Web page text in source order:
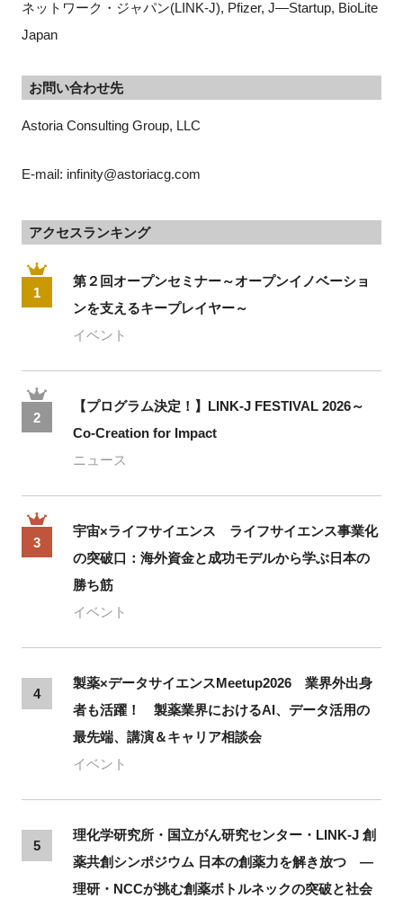
ネットワーク・ジャパン(LINK-J), Pfizer, J—Startup, BioLite
Japan
お問い合わせ先
Astoria Consulting Group, LLC
E-mail: infinity@astoriacg.com
アクセスランキング
1
第２回オープンセミナー～オープンイノベーショ
ンを支えるキープレイヤー～
イベント
2
【プログラム決定！】LINK-J FESTIVAL 2026～
Co-Creation for Impact
ニュース
3
宇宙×ライフサイエンス ライフサイエンス事業化
の突破口：海外資金と成功モデルから学ぶ日本の
勝ち筋
イベント
4
製薬×データサイエンスMeetup2026 業界外出身
者も活躍！ 製薬業界におけるAI、データ活用の
最先端、講演＆キャリア相談会
イベント
5
理化学研究所・国立がん研究センター・LINK-J 創
薬共創シンポジウム 日本の創薬力を解き放つ ―
理研・NCCが挑む創薬ボトルネックの突破と社会